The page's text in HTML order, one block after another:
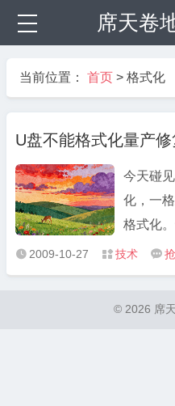
席天卷
当前位置： 首页 > 格式化
U盘不能格式化量产
今天碰
化，一
格式化
别软件
这个工
 2009-10-27  技术 
© 2026 席